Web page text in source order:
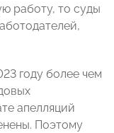
работу, то суды
году более чем
апелляций
Поэтому